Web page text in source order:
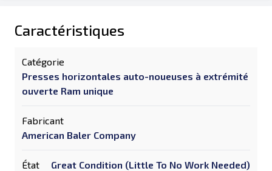
Caractéristiques
Catégorie
Presses horizontales auto-noueuses à extrémité
ouverte Ram unique
Fabricant
American Baler Company
État Great Condition (Little To No Work Needed)